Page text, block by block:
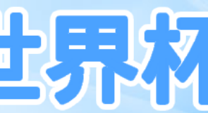
门店地图 公司简介
京东